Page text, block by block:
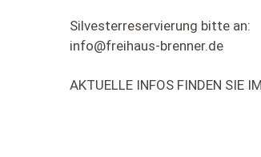
Silvesterreservierung bitte an:
info@freihaus-brenner.de
AKTUELLE INFOS FINDEN SIE